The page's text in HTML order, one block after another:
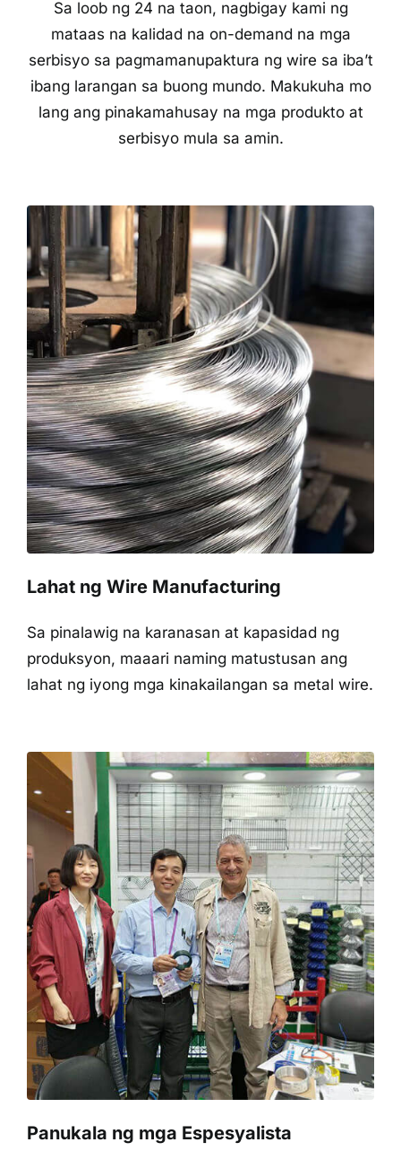
Sa loob ng 24 na taon, nagbigay kami ng
mataas na kalidad na on-demand na mga
serbisyo sa pagmamanupaktura ng wire sa iba’t
ibang larangan sa buong mundo. Makukuha mo
lang ang pinakamahusay na mga produkto at
serbisyo mula sa amin.
Lahat ng Wire Manufacturing
Sa pinalawig na karanasan at kapasidad ng
produksyon, maaari naming matustusan ang
lahat ng iyong mga kinakailangan sa metal wire.
Panukala ng mga Espesyalista